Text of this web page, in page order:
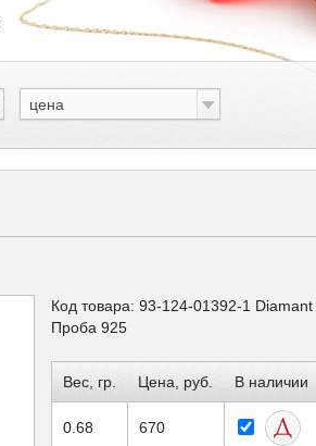
цена
Код товара: 93-124-01392-1 Diamant
Проба 925
Вес, гр. Цена, руб. В наличии
0.68 670